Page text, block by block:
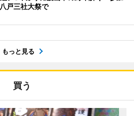
戸三社大祭で
もっと見る
買う